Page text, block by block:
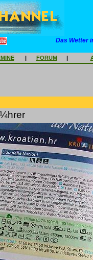
Das Wetter
| FORUM |